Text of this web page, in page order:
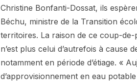
Christine Bonfanti-Dossat, ils
Béchu, ministre de la Transition
territoires. La raison de ce coup-
n’est plus celui d’autrefois à cause
notamment en période d’étiage. «
d’approvisionnement en eau